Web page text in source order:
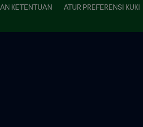
KETENTUAN ATUR PREFERENSI KUKI